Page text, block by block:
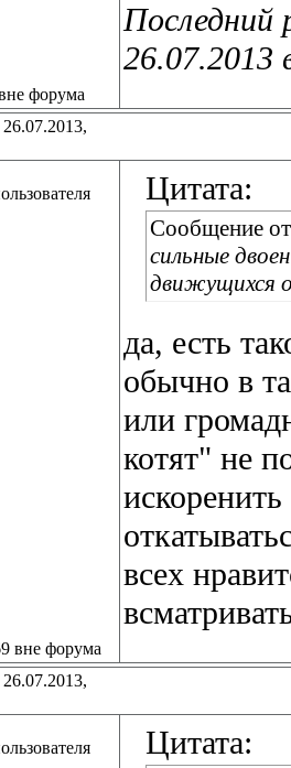
Последний
26.07.2013
26.07.2013,
Цитата:
Сообщение
сильные
движущихся
да, есть
обычно в
или
котят" не
всех
26.07.2013,
Цитата: